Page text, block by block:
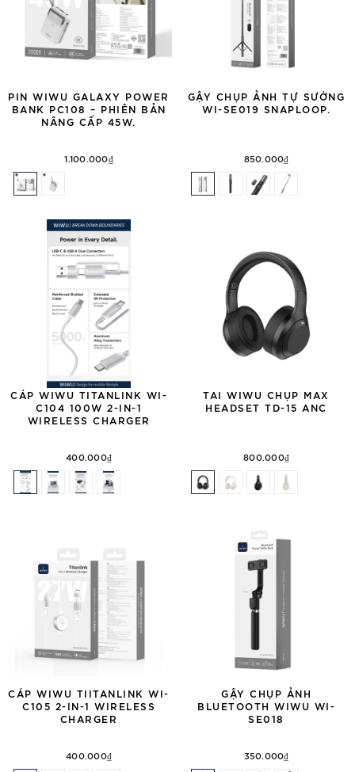
PIN WIWU GALAXY POWER
BANK PC108 – PHIÊN BẢN
NÂNG CẤP 45W.
1.100.000₫
GẬY CHỤP ẢNH TỰ SƯỚNG
WI-SE019 SNAPLOOP.
850.000₫
CÁP WIWU TITANLINK WI-
C104 100W 2-IN-1
WIRELESS CHARGER
400.000₫
TAI WIWU CHỤP MAX
HEADSET TD-15 ANC
800.000₫
CÁP WIWU TIITANLINK WI-
C105 2-IN-1 WIRELESS
CHARGER
400.000₫
GẬY CHỤP ẢNH
BLUETOOTH WIWU WI-
SE018
350.000₫